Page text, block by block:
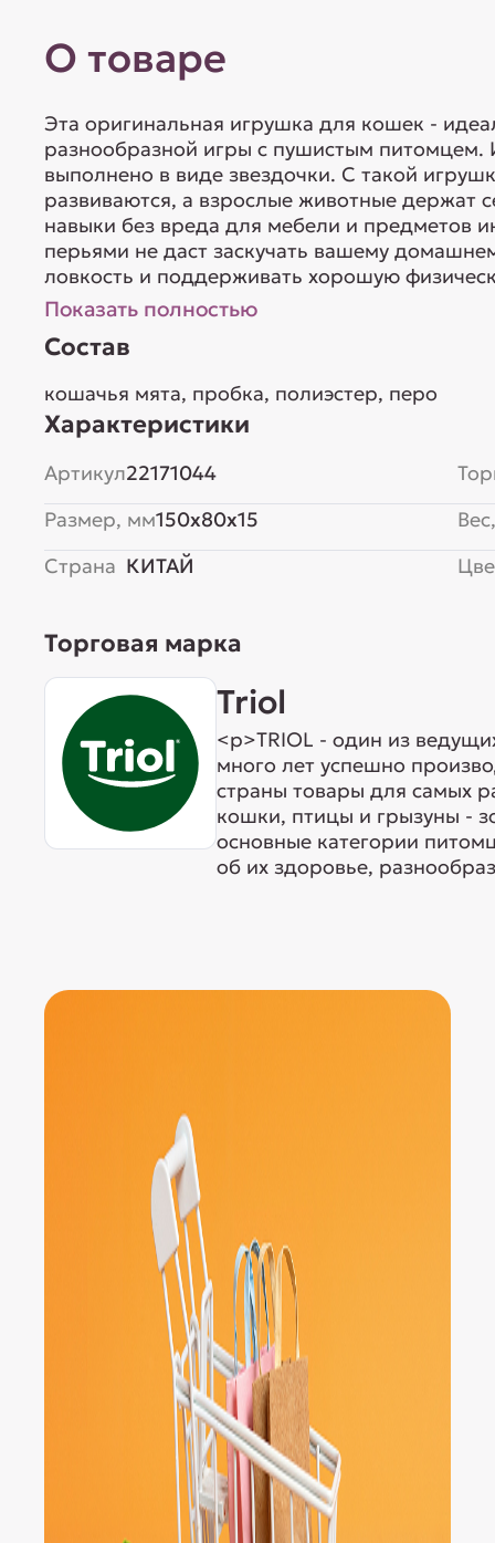
О товаре
Эта оригинальная игрушка для кошек -
разнообразной игры с пушистым
выполнено в виде звездочки. С такой
развиваются, а взрослые животные держат
навыки без вреда для мебели и предметов
перьями не даст заскучать вашему
ловкость и поддерживать хорошую
Показать полностью
Состав
кошачья мята, пробка, полиэстер, перо
Характеристики
Артикул22171044
Размер, мм150x80x15
Страна КИТАЙ
Торговая марка
Triol
<p>TRIOL - один из
много лет успешно
страны товары для самых
кошки, птицы и грызуны -
основные категории
об их здоровье,